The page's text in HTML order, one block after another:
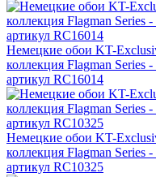
Немецкие обои KT-
коллекция Flagman Series -
артикул RC16014
Немецкие обои KT-
коллекция Flagman Series -
артикул RC10325